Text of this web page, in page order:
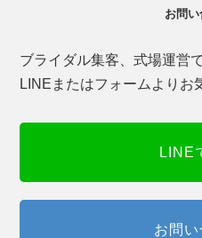
お問
ブライダル集客、式場運営
LINEまたはフォームよりお
LINE
お問